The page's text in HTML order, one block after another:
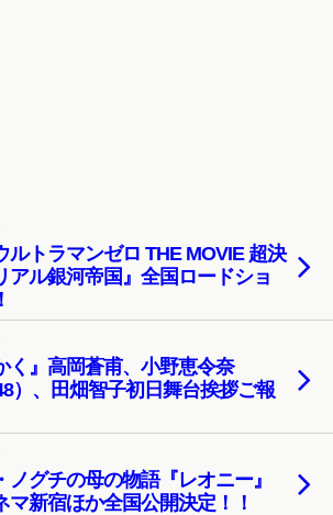
ルトラマンゼロ THE MOVIE 超決
アル銀河帝国』全国ロードショ
く』高岡蒼甫、小野恵令奈
）、田畑智子初日舞台挨拶ご報
ノグチの母の物語『レオニー』
マ新宿ほか全国公開決定！！